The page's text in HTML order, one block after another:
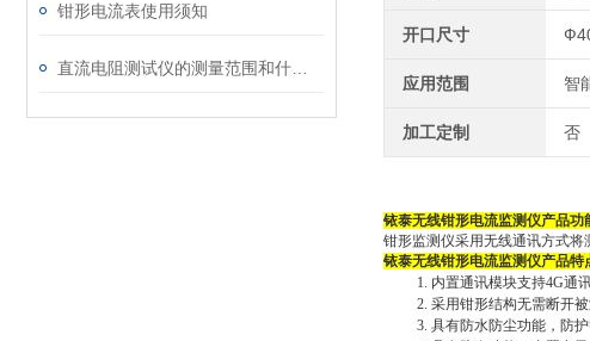
钳形电流表使用须知
开口尺寸
应用范围 智
加工定制 否
铱泰无线钳形电流监测仪产品功
钳形监测仪采用无线通讯方式将
铱泰无线钳形电流监测仪产品特
1. 内置通讯模块支持4G通
2. 采用钳形结构无需断开
3. 具有防水防尘功能 ，防